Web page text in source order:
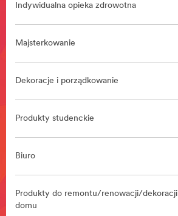
centrow
danych
url**
/3M/pl_PL/data-
centre-
pl/
**Site
**
Stomatologia
url**
**Site
area
Indywidualna opieka zdrowotna
Majsterkowanie
Dekoracje i porządkowanie
Produkty studenckie
Biuro
Produkty do remontu/renowacji/dekoracji
domu